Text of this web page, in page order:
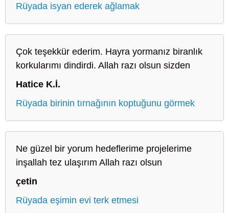
Rüyada isyan ederek ağlamak
Çok teşekkür ederim. Hayra yormanız biranlık
korkularımı dindirdi. Allah razı olsun sizden
Hatice K.İ.
Rüyada birinin tırnağının koptuğunu görmek
Ne güzel bir yorum hedeflerime projelerime
inşallah tez ulaşırım Allah razı olsun
çetin
Rüyada eşimin evi terk etmesi